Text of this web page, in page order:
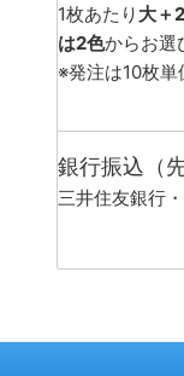
1枚あたり 大＋
は2色からお選
※発注は10枚単
銀行振込（
三井住友銀行